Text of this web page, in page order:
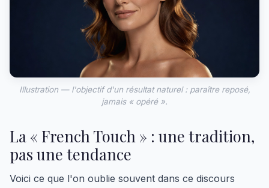
Illustration — l'objectif d'un résultat naturel : paraître reposé,
jamais « opéré ».
La « French Touch » : une tradition,
pas une tendance
Voici ce que l'on oublie souvent dans ce discours